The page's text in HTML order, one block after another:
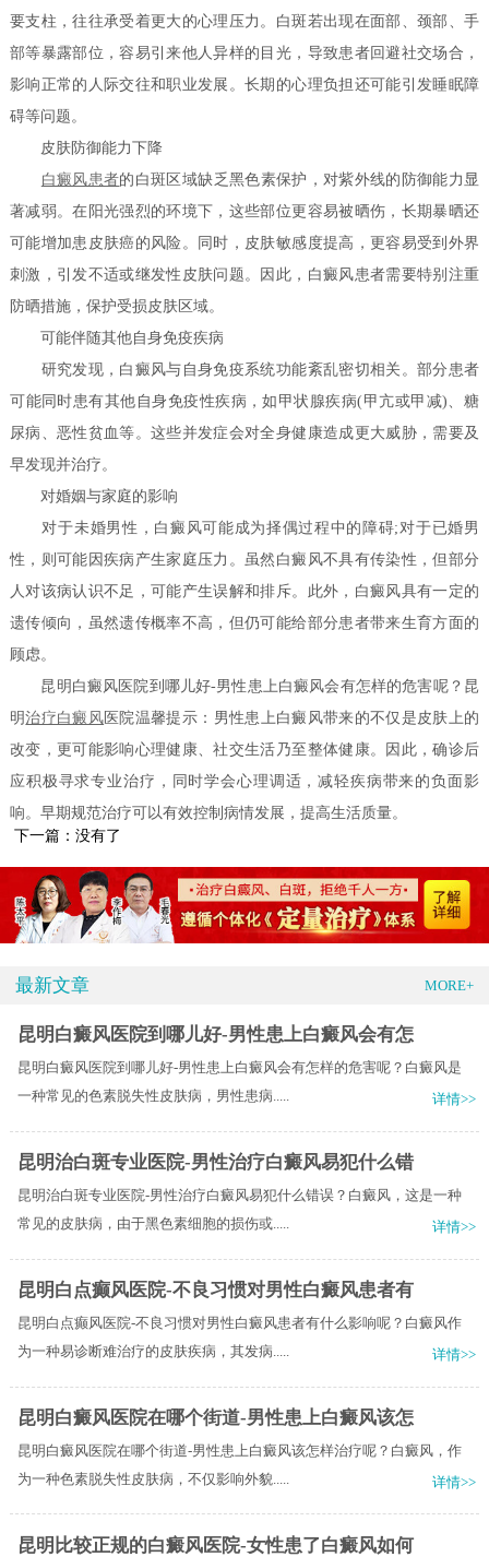
要支柱，往往承受着更大的心理压力。白斑若出现在面部、颈部、手
部等暴露部位，容易引来他人异样的目光，导致患者回避社交场合，
影响正常的人际交往和职业发展。长期的心理负担还可能引发睡眠障
碍等问题。
皮肤防御能力下降
白癜风患者的白斑区域缺乏黑色素保护，对紫外线的防御能力显
著减弱。在阳光强烈的环境下，这些部位更容易被晒伤，长期暴晒还
可能增加患皮肤癌的风险。同时，皮肤敏感度提高，更容易受到外界
刺激，引发不适或继发性皮肤问题。因此，白癜风患者需要特别注重
防晒措施，保护受损皮肤区域。
可能伴随其他自身免疫疾病
研究发现，白癜风与自身免疫系统功能紊乱密切相关。部分患者
可能同时患有其他自身免疫性疾病，如甲状腺疾病(甲亢或甲减)、糖
尿病、恶性贫血等。这些并发症会对全身健康造成更大威胁，需要及
早发现并治疗。
对婚姻与家庭的影响
对于未婚男性，白癜风可能成为择偶过程中的障碍;对于已婚男
性，则可能因疾病产生家庭压力。虽然白癜风不具有传染性，但部分
人对该病认识不足，可能产生误解和排斥。此外，白癜风具有一定的
遗传倾向，虽然遗传概率不高，但仍可能给部分患者带来生育方面的
顾虑。
昆明白癜风医院到哪儿好-男性患上白癜风会有怎样的危害呢？昆
明治疗白癜风 医院温馨提示：男性患上白癜风带来的不仅是皮肤上的
改变，更可能影响心理健康、社交生活乃至整体健康。因此，确诊后
应积极寻求专业治疗，同时学会心理调适，减轻疾病带来的负面影
响。早期规范治疗可以有效控制病情发展，提高生活质量。
下一篇：没有了
最新文章 MORE+
昆明白癜风医院到哪儿好-男性患上白癜风会有怎
昆明白癜风医院到哪儿好-男性患上白癜风会有怎样的危害呢？白癜风是
一种常见的色素脱失性皮肤病，男性患病.....
详情>>
昆明治白斑专业医院-男性治疗白癜风易犯什么错
昆明治白斑专业医院-男性治疗白癜风易犯什么错误？白癜风，这是一种
常见的皮肤病，由于黑色素细胞的损伤或.....
详情>>
昆明白点癫风医院-不良习惯对男性白癜风患者有
昆明白点癫风医院-不良习惯对男性白癜风患者有什么影响呢？白癜风作
为一种易诊断难治疗的皮肤疾病，其发病.....
详情>>
昆明白癜风医院在哪个街道-男性患上白癜风该怎
昆明白癜风医院在哪个街道-男性患上白癜风该怎样治疗呢？白癜风，作
为一种色素脱失性皮肤病，不仅影响外貌.....
详情>>
昆明比较正规的白癜风医院-女性患了白癜风如何